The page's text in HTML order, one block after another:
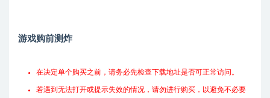
游戏购前测炸
在决定单个购买之前，请务必先检查下载地址是否可正常访问。
若遇到无法打开或提示失效的情况，请勿进行购买，以避免不必要